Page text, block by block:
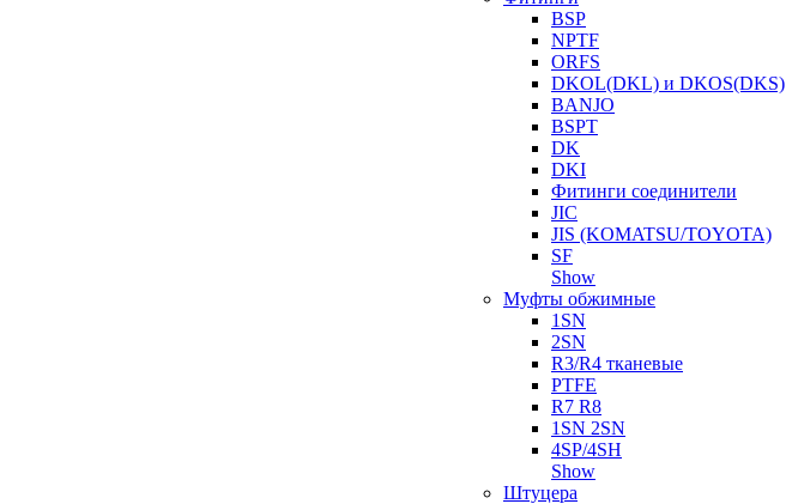
BSP
NPTF
ORFS
DKOL(DKL) и DKOS(DKS)
BANJO
BSPT
DK
DKI
Фитинги соединители
JIC
JIS (KOMATSU/TOYOTA)
SF
Show
Муфты обжимные
1SN
2SN
R3/R4 тканевые
PTFE
R7 R8
1SN 2SN
4SP/4SH
Show
Штуцера